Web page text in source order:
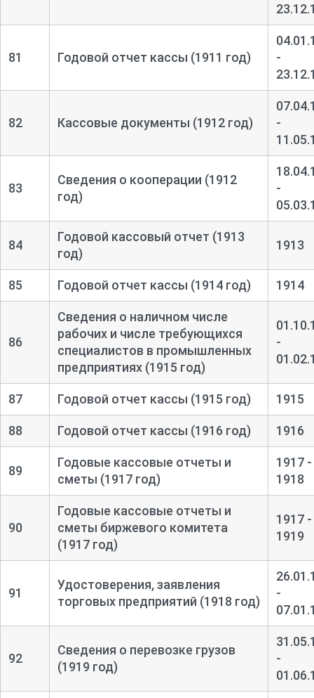
81 Годовой отчет кассы (1911 год)
-
82 Кассовые документы (1912 год)
-
83
Сведения о кооперации (1912
год)
-
84
Годовой кассовый отчет (1913
год)
1913
85 Годовой отчет кассы (1914 год) 1914
86
Сведения о наличном числе
рабочих и числе требующихся
специалистов в промышленных
предприятиях (1915 год)
-
87 Годовой отчет кассы (1915 год) 1915
88 Годовой отчет кассы (1916 год) 1916
89
Годовые кассовые отчеты и
сметы (1917 год)
1917 -
1918
90
Годовые кассовые отчеты и
сметы биржевого комитета
(1917 год)
1917 -
1919
91
Удостоверения, заявления
торговых предприятий (1918 год)
-
92
Сведения о перевозке грузов
(1919 год)
-